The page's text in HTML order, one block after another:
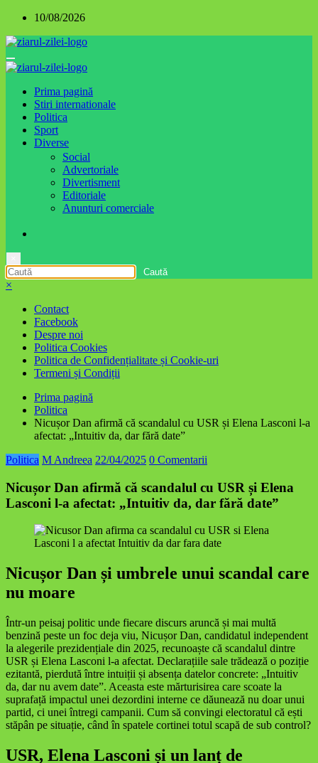
conținut
10/08/2026
Prima pagină
Stiri internationale
Politica
Sport
Diverse
Social
Advertoriale
Divertisment
Editoriale
Anunturi comerciale
×
Contact
Facebook
Despre noi
Politica Cookies
Politica de Confidențialitate și Cookie-uri
Termeni și Condiții
Prima pagină
Politica
Nicușor Dan afirmă că scandalul cu USR și Elena Lasconi l-a
afectat: „Intuitiv da, dar fără date”
Politica M Andreea 22/04/2025 0 Comentarii
Nicușor Dan afirmă că scandalul cu USR și Elena
Lasconi l-a afectat: „Intuitiv da, dar fără date”
Nicușor Dan și umbrele unui scandal care
nu moare
Într-un peisaj politic unde fiecare discurs aruncă și mai multă
benzină peste un foc deja viu, Nicușor Dan, candidatul independent
la alegerile prezidențiale din 2025, recunoaște că scandalul dintre
USR și Elena Lasconi l-a afectat. Declarațiile sale trădează o poziție
ezitantă, pierdută între intuiții și absența datelor concrete: „Intuitiv
da, dar nu avem date”. Aceasta este mărturisirea care scoate la
suprafață impactul unei dezordini interne ce dăunează nu doar unui
partid, ci unei întregi campanii. Cum să convingi electoratul că ești
stăpân pe situație, când în spatele cortinei totul scapă de sub control?
USR, Elena Lasconi și un lanț de